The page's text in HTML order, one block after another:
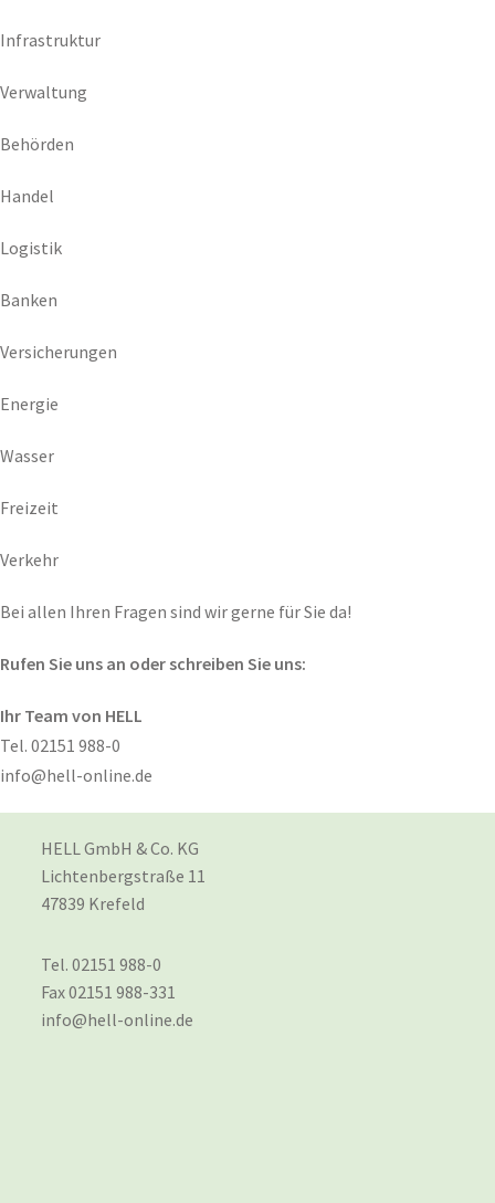
Infrastruktur
Verwaltung
Behörden
Handel
Logistik
Banken
Versicherungen
Energie
Wasser
Freizeit
Verkehr
Bei allen Ihren Fragen sind wir gerne für Sie da!
Rufen Sie uns an oder schreiben Sie uns:
Ihr Team von HELL
Tel. 02151 988-0
info@hell-online.de
HELL GmbH & Co. KG
Lichtenbergstraße 11
47839 Krefeld
Tel. 02151 988-0
Fax 02151 988-331
info@hell-online.de